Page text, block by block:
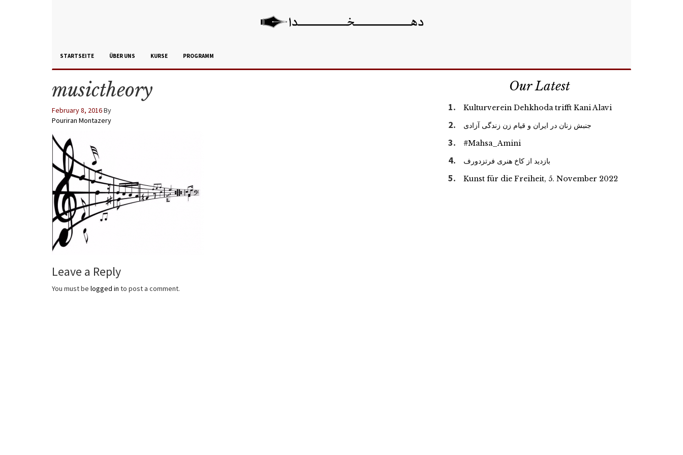
STARTSEITE ÜBER UNS KURSE PROGRAMM
musictheory
February 8, 2016By
Pouriran Montazery
Leave a Reply
You must be logged in to post a comment.
Our Latest
Kulturverein Dehkhoda trifft Kani Alavi
جنبش زنان در ایران و قیام زن زندگی آزادی
#Mahsa_Amini
بازدید از کاخ هنری فرتزدورف
Kunst für die Freiheit, 5. November 2022